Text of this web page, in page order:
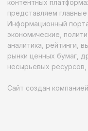
контентных
представляем
Информационный
экономические,
аналитика, рейтинги,
рынки ценных бумаг,
несырьевых
Сайт создан